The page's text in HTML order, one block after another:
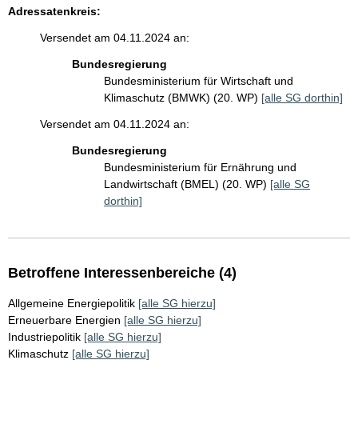
Adressatenkreis:
Versendet am 04.11.2024 an:
Bundesregierung
Bundesministerium für Wirtschaft und
Klimaschutz (BMWK) (20. WP) [alle SG dorthin]
Versendet am 04.11.2024 an:
Bundesregierung
Bundesministerium für Ernährung und
Landwirtschaft (BMEL) (20. WP) [alle SG
dorthin]
Betroffene Interessenbereiche (4)
Allgemeine Energiepolitik [alle SG hierzu]
Erneuerbare Energien [alle SG hierzu]
Industriepolitik [alle SG hierzu]
Klimaschutz [alle SG hierzu]